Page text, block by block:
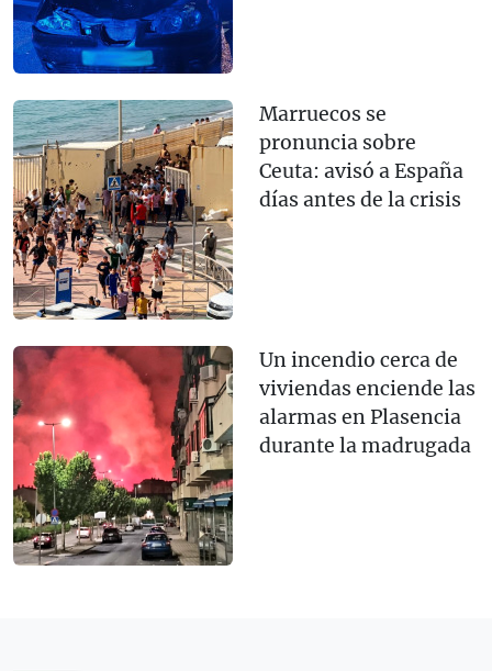
Marruecos se
pronuncia sobre
Ceuta: avisó a España
días antes de la crisis
Un incendio cerca de
viviendas enciende las
alarmas en Plasencia
durante la madrugada